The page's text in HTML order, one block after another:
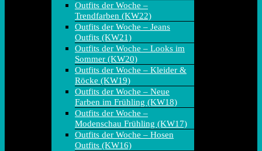
Outfits der Woche –
Trendfarben (KW22)
Outfits der Woche – Jeans
Outfits (KW21)
Outfits der Woche – Looks im
Sommer (KW20)
Outfits der Woche – Kleider &
Röcke (KW19)
Outfits der Woche – Neue
Farben im Frühling (KW18)
Outfits der Woche –
Modenschau Frühling (KW17)
Outfits der Woche – Hosen
Outfits (KW16)